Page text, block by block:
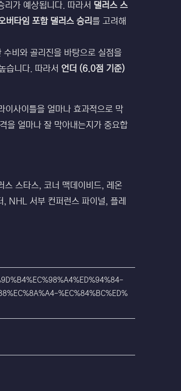
가 예상됩니다. 따라서 댈러스 스
버타임 포함 댈러스 승리를 고려해
비와 골리진을 바탕으로 실점을
습니다. 따라서 언더 (6.0점 기준)
이사이틀을 얼마나 효과적으로 막
을 얼마나 잘 막아내는지가 중요합
스타스, 코너 맥데이비드, 레온
NHL 서부 컨퍼런스 파이널, 플레
%EC%84%BC%ED%